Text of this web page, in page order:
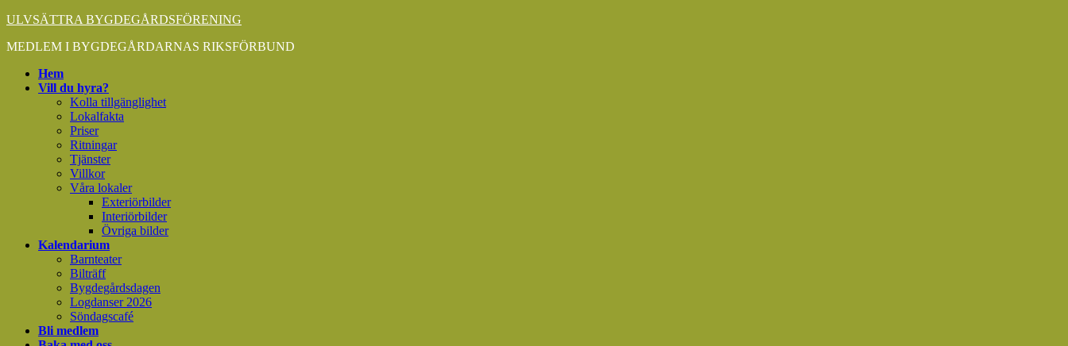
ULVSÄTTRA BYGDEGÅRDSFÖRENING
MEDLEM I BYGDEGÅRDARNAS RIKSFÖRBUND
Hem
Vill du hyra?
Kolla tillgänglighet
Lokalfakta
Priser
Ritningar
Tjänster
Villkor
Våra lokaler
Exteriörbilder
Interiörbilder
Övriga bilder
Kalendarium
Barnteater
Bilträff
Bygdegårdsdagen
Logdanser 2026
Söndagscafé
Bli medlem